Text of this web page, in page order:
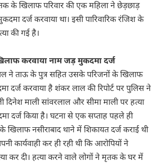
के खिलाफ परिवार की एक महिला ने छेड़छाड़
दर्ज करवाया था। इसी पारिवारिक रंजिश के
की गई है।
करवाया नाम जड़ मुकदमा दर्ज
ने ताऊ के पुत्र सहित उसके परिजनों के खिलाफ
दर्ज करवाया है शंकर लाल की रिपोर्ट पर पुलिस ने
दिनेश माली सांवरलाल और सीमा माली पर हत्या
दर्ज किया है। घटना से एक सप्ताह पहले ही
नसीराबाद थाने में शिकायत दर्ज कराई थी
कार्यवाही कर ही रही थी कि आरोपियों ने
कर दी। हत्या करने वाले लोगों ने मृतक के घर में